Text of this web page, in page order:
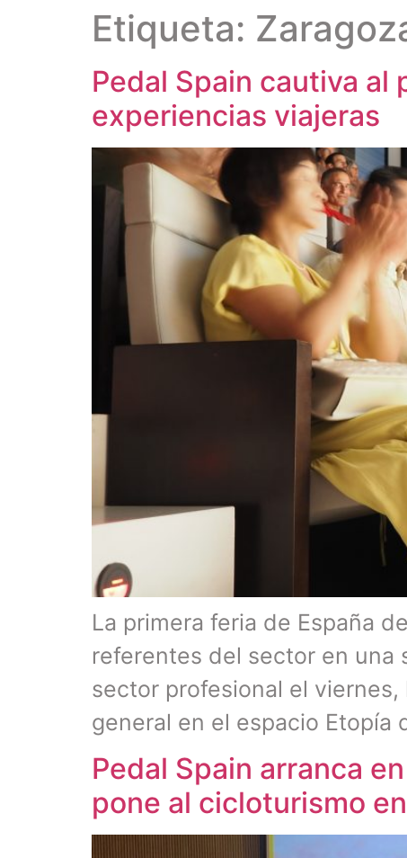
Etiqueta:
Pedal Spain cautiva
experiencias viajeras
La primera feria de España
referentes del sector en una
sector profesional el
general en el espacio Etopía
Pedal Spain arranca
pone al cicloturismo